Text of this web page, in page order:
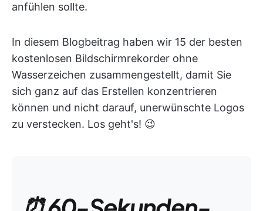
anfühlen sollte.
In diesem Blogbeitrag haben wir 15 der besten
kostenlosen Bildschirmrekorder ohne
Wasserzeichen zusammengestellt, damit Sie
sich ganz auf das Erstellen konzentrieren
können und nicht darauf, unerwünschte Logos
zu verstecken. Los geht's! 😉